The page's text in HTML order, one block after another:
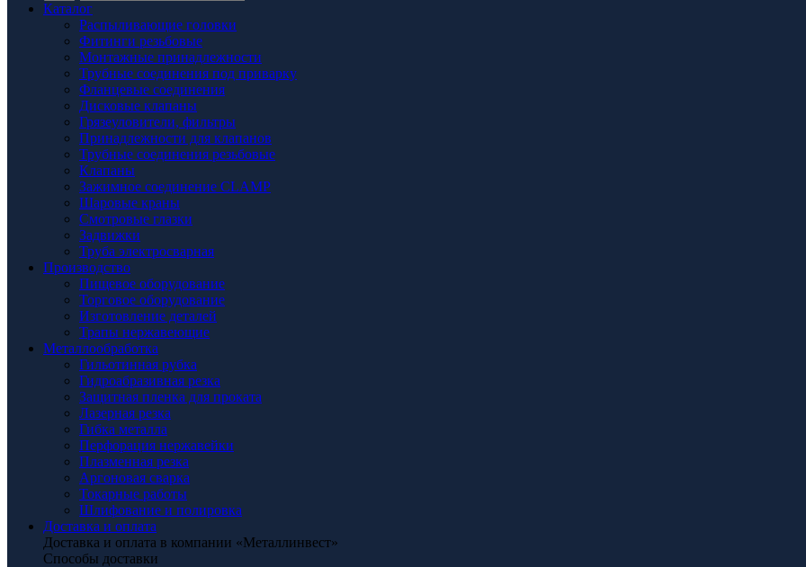
Каталог
Распыливающие головки
Фитинги резьбовые
Монтажные принадлежности
Трубные соединения под приварку
Фланцевые соединения
Дисковые клапаны
Грязеуловители, фильтры
Принадлежности для клапанов
Трубные соединения резьбовые
Клапаны
Зажимное соединение CLAMP
Шаровые краны
Смотровые глазки
Задвижки
Труба электросварная
Производство
Пищевое оборудование
Торговое оборудование
Изготовление деталей
Трапы нержавеющие
Металлообработка
Гильотинная рубка
Гидроабразивная резка
Защитная пленка для проката
Лазерная резка
Гибка металла
Перфорация нержавейки
Плазменная резка
Аргоновая сварка
Токарные работы
Шлифование и полировка
Доставка и оплата
Доставка и оплата в компании «Металлинвест»
Способы доставки